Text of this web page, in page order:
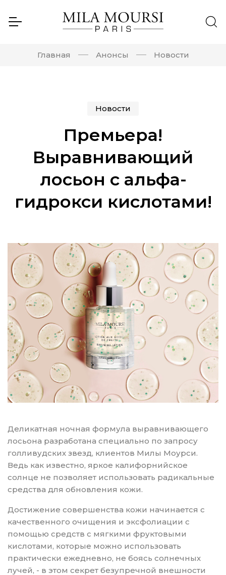
Главная Анонсы Новости
Новости
Премьера!
Выравнивающий
лосьон с альфа-
гидрокси кислотами!
Деликатная ночная формула выравнивающего
лосьона разработана специально по запросу
голливудских звезд, клиентов Милы Моурси.
Ведь как известно, яркое калифорнийское
солнце не позволяет использовать радикальные
средства для обновления кожи.
Достижение совершенства кожи начинается с
качественного очищения и эксфолиации с
помощью средств с мягкими фруктовыми
кислотами, которые можно использовать
практически ежедневно, не боясь солнечных
лучей, - в этом секрет безупречной внешности